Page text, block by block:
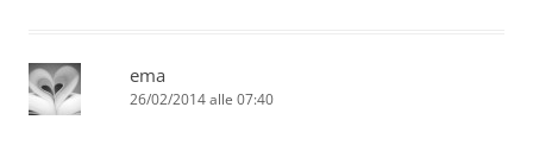
ema
26/02/2014 alle 07:40